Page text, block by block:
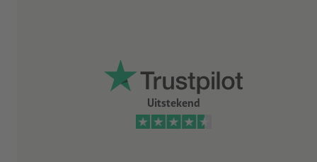
Uitstekend